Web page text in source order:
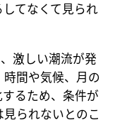
てなくて見られ
激しい潮流が発
間や気候、月の
るため、条件が
られないとのこ